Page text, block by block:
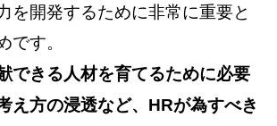
を開発するために非常に重要と
です。
できる人材を育てるために必要
え方の浸透など、HRが為すべき